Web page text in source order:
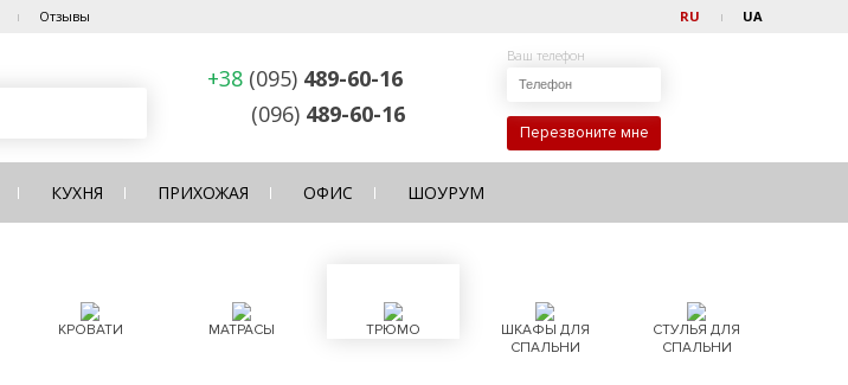
Отзывы RU UA
+38 (095) 489-60-16
(096) 489-60-16
Ваш телефон
Перезвоните мне
КУХНЯ ПРИХОЖАЯ ОФИС ШОУРУМ
КРОВАТИ МАТРАСЫ ТРЮМО
ШКАФЫ ДЛЯ
СПАЛЬНИ
СТУЛЬЯ ДЛЯ
СПАЛЬНИ